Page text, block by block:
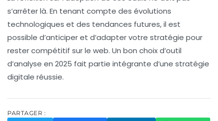
s’arrêter là. En tenant compte des évolutions
technologiques et des tendances futures, il est
possible d’anticiper et d’adapter votre stratégie pour
rester compétitif sur le web. Un bon choix d’outil
d’analyse en 2025 fait partie intégrante d’une stratégie
digitale réussie.
PARTAGER :